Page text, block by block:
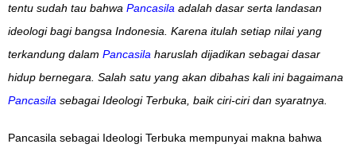
tentu sudah tau bahwa Pancasila adalah dasar serta landasan
ideologi bagi bangsa Indonesia. Karena itulah setiap nilai yang
terkandung dalam Pancasila haruslah dijadikan sebagai dasar
hidup bernegara. Salah satu yang akan dibahas kali ini bagaimana
Pancasila sebagai Ideologi Terbuka, baik ciri-ciri dan syaratnya.
Pancasila sebagai Ideologi Terbuka mempunyai makna bahwa